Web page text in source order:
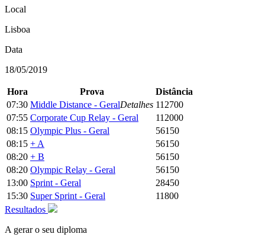
Local
Lisboa
Data
18/05/2019
Hora Prova
Distância
07:30 Middle Distance - GeralDetalhes 112700
07:55 Corporate Cup Relay - Geral
112000
08:15 Olympic Plus - Geral
56150
08:15 + A
56150
08:20 + B
56150
08:20 Olympic Relay - Geral
56150
13:00 Sprint - Geral
28450
15:30 Super Sprint - Geral
11800
Resultados
A gerar o seu diploma